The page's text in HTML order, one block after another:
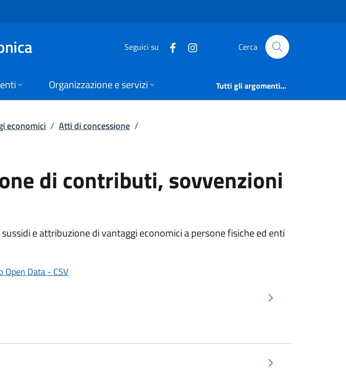
di contributi, sovvenzioni
Seguici su Cerca
Organizzazione e servizi Tutti gli argomenti...
economici / Atti di concessione /
di contributi, sovvenzioni
e attribuzione di vantaggi economici a persone fisiche ed enti
Data - CSV(apre in un'altra scheda).